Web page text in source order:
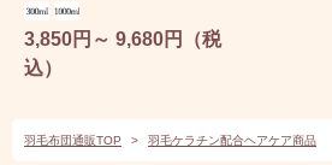
3,850円～ 9,680円（税
込）
羽毛布団通販TOP > 羽毛ケラチン配合ヘアケア商品